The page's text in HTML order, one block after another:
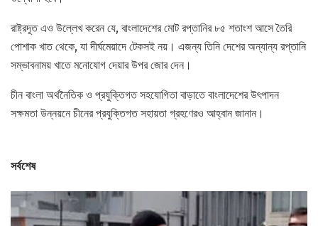
রাষ্ট্রদূত এও উল্লেখ করেন যে, বাংলাদেশের মোট রপ্তানির ৮৫ শতাংশ আসে তৈরি
পোশাক খাত থেকে, যা দীর্ঘমেয়াদে টেকসই নয়। এজন্য তিনি দেশের অন্যান্য রপ্তানি
সম্ভাবনাময় খাতে মনোযোগ দেয়ার উপর জোর দেন।
চীন বাংলা অর্থনৈতিক ও প্রযুক্তিগত সহযোগিতা বাড়াতে বাংলাদেশের উৎপাদন
সক্ষমতা উন্নয়নে চীনের প্রযুক্তিগত সহায়তা গ্রহণেরও আহ্বান জানান।
সর্বশেষ